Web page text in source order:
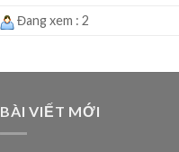
Đang xem : 2
BÀI VIẾT MỚI